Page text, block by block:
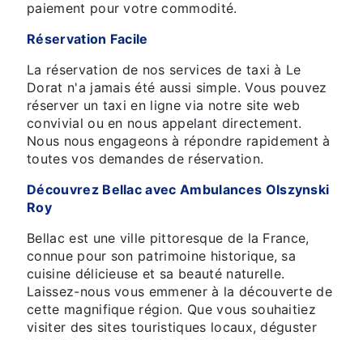
paiement pour votre commodité.
Réservation Facile
La réservation de nos services de taxi à Le
Dorat n'a jamais été aussi simple. Vous pouvez
réserver un taxi en ligne via notre site web
convivial ou en nous appelant directement.
Nous nous engageons à répondre rapidement à
toutes vos demandes de réservation.
Découvrez Bellac avec Ambulances Olszynski
Roy
Bellac est une ville pittoresque de la France,
connue pour son patrimoine historique, sa
cuisine délicieuse et sa beauté naturelle.
Laissez-nous vous emmener à la découverte de
cette magnifique région. Que vous souhaitiez
visiter des sites touristiques locaux, déguster